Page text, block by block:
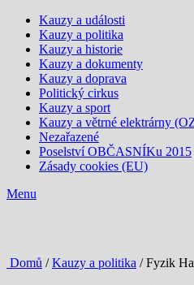
Kauzy a události
Kauzy a politika
Kauzy a historie
Kauzy a dokumenty
Kauzy a doprava
Politický cirkus
Kauzy a sport
Kauzy a větrné elektrárny
Nezařazené
Poselství OBČASNÍKu 2015
Zásady cookies (EU)
Menu
Domů /Kauzy a politika / Fyzik